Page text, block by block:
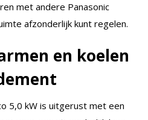
met andere Panasonic
afzonderlijk kunt regelen.
en koelen
5,0 kW is uitgerust met een